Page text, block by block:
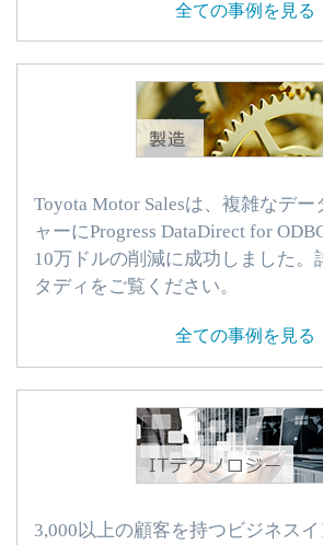
全ての事例を見る
Toyota Motor Salesは、複雑なデ
ャーにProgress DataDirect for
10万ドルの削減に成功しました。
タディをご覧ください。
全ての事例を見る
3,000以上の顧客を持つビジネス